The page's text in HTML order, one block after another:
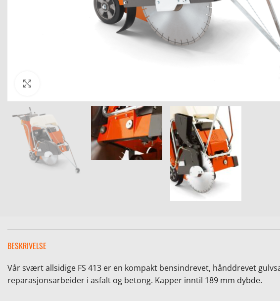
BESKRIVELSE
Vår svært allsidige FS 413 er en kompakt bensindrevet, hånddrevet
reparasjonsarbeider i asfalt og betong. Kapper inntil 189 mm dybde.